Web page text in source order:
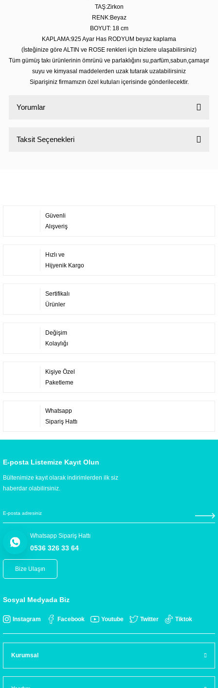
TAŞ:Zirkon
RENK:Beyaz
BOYUT: 18 cm
KAPLAMA:925 Ayar Has RODYUM beyaz kaplama
(İsteğinize göre ALTIN ve ROSE renkleri için bizlere ulaşabilirsiniz)
Tüm gümüş takı ürünlerinin ömrünü ve parlaklığını su,parfüm,sabun,çamaşır
suyu ve kimyasal maddelerden uzak tutarak uzatabilirsiniz
Siparişiniz firmamızın özel kutuları içerisinde gönderilecektir.
Yorumlar
Taksit Seçenekleri
Güvenli
Alışveriş
Hızlı ve
Hijyenik Kargo
Sertifikalı
Ürünler
Değişim
Kolaylığı
Kişiye Özel
Paketleme
Whatsapp
Sipariş Hattı
E-posta Listemize Kayıt Olun
Bültenimize kayıt olarak indirimlerden ilk siz
haberdar olabilirsiniz.
Whatsapp Sipariş Hattı
0536 326 33 64
Bize Ulaşın
Sosyal Medyada Biz
Instagram Facebook Youtube Twitter Tiktok
Kurumsal